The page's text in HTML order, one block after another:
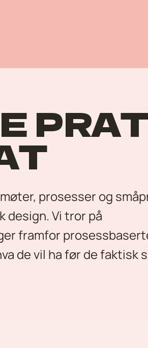
prosesser og
design. Vi tror på
framfor
de vil ha før de faktisk